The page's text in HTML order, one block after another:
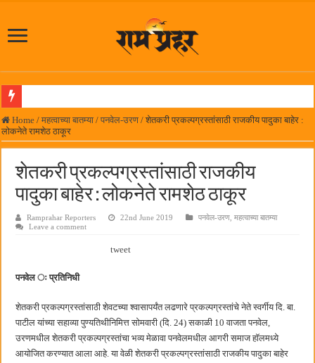
आमदार प्रशांत ठाकूर यांच्या उपस्थितीत विद्यार्थ्यांना रेनकोट, शिक्षकांना छत्री वाटप
लोकनेते रामशेठ ठाकूर समाजसेवेतील हिरा -आमदार रविशेठ पाटील
समाजप्रिय नेतृत्व आमदार प्रशांत ठाकूर यांच्या वाढदिवसानिमित्त राज्यभरातून शुभेच्छांचा वर्षाव
पनवेलमध्ये ८ ऑगस्टला महारोजगार मेळावा
सर्वात मोठ्या दिवाळी अंक स्पर्धेचा निकाल जाहीर
जनार्दन भगत शिक्षण प्रसारक संस्थेच्या मुख्य प्रशासकीय कार्यालयासह भव्य मूट कोर्टचे बुधवारी
पालेखुर्द येथील जि.प. शाळेच्या नूतन इमारतीचे लोकनेते रामशेठ ठाकूर यांच्या उद्घाटन
हर घर तिरंगा अभियानासंदर्भात पनवेलमध्ये बैठक
छत्रपती शिवाजी महाराज महाराजस्व समाधान शिबिरास पनवेलमध्ये उत्स्फूर्त प्रतिसाद
Home / महत्वाच्या बातम्या / पनवेल-उरण / शेतकरी प्रकल्पग्रस्तांसाठी राजकीय पादुका बाहेर :
लोकनेते रामशेठ ठाकूर
शेतकरी प्रकल्पग्रस्तांसाठी राजकीय
पादुका बाहेर : लोकनेते रामशेठ ठाकूर
Ramprahar Reporters 22nd June 2019 पनवेल-उरण ,महत्वाच्या बातम्या
Leave a comment
tweet
पनवेल ः प्रतिनिधी
शेतकरी प्रकल्पग्रस्तांसाठी शेवटच्या श्वासापर्यंत लढणारे प्रकल्पग्रस्तांचे नेते स्वर्गीय दि. बा.
पाटील यांच्या सहाव्या पुण्यतिथीनिमित्त सोमवारी (दि. 24) सकाळी 10 वाजता पनवेल,
उरणमधील शेतकरी प्रकल्पग्रस्तांचा भव्य मेळावा पनवेलमधील आगरी समाज हॉलमध्ये
आयोजित करण्यात आला आहे. या वेळी शेतकरी प्रकल्पग्रस्तांसाठी राजकीय पादुका बाहेर